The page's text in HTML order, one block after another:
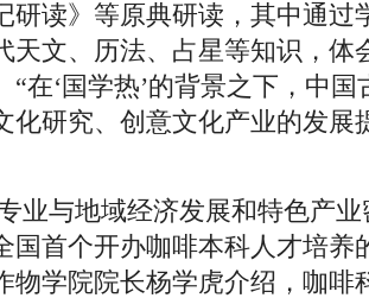
研读》等原典研读，其中通过
天文、历法、占星等知识，体
“在‘国学热’的背景之下，中
化研究、创意文化产业的发展
业与地域经济发展和特色产
国首个开办咖啡本科人才培养
物学院院长杨学虎介绍，咖啡